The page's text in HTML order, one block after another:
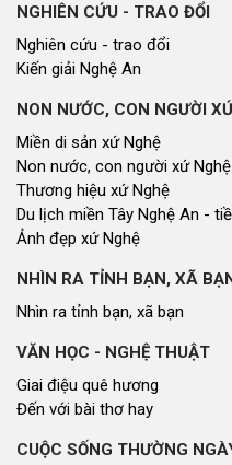
NGHIÊN CỨU - TRAO ĐỔI
Nghiên cứu - trao đổi
Kiến giải Nghệ An
NON NƯỚC, CON NGƯỜI
Miền di sản xứ Nghệ
Non nước, con người xứ Nghệ
Thương hiệu xứ Nghệ
Du lịch miền Tây Nghệ An -
Ảnh đẹp xứ Nghệ
NHÌN RA TỈNH BẠN, XÃ
Nhìn ra tỉnh bạn, xã bạn
VĂN HỌC - NGHỆ THUẬT
Giai điệu quê hương
Đến với bài thơ hay
CUỘC SỐNG THƯỜNG